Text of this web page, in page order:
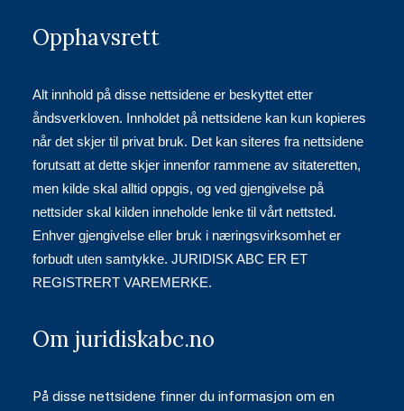
Opphavsrett
Alt innhold på disse nettsidene er beskyttet etter
åndsverkloven. Innholdet på nettsidene kan kun kopieres
når det skjer til privat bruk. Det kan siteres fra nettsidene
forutsatt at dette skjer innenfor rammene av sitateretten,
men kilde skal alltid oppgis, og ved gjengivelse på
nettsider skal kilden inneholde lenke til vårt nettsted.
Enhver gjengivelse eller bruk i næringsvirksomhet er
forbudt uten samtykke. JURIDISK ABC ER ET
REGISTRERT VAREMERKE.
Om juridiskabc.no
På disse nettsidene finner du informasjon om en